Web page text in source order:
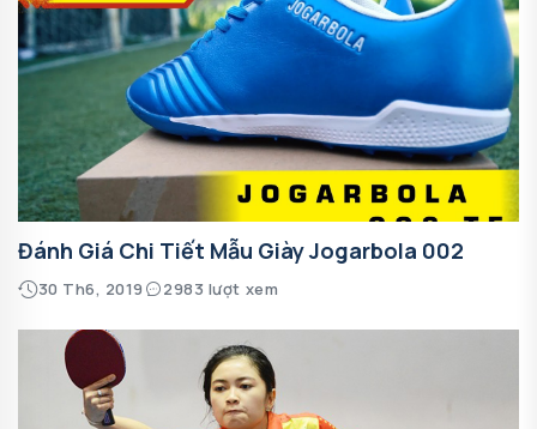
Đánh Giá Chi Tiết Mẫu Giày Jogarbola 002
30 Th6, 2019 2983 lượt xem